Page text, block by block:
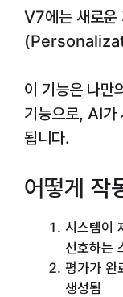
V7에는 새로운
이 기능은 나만
기능으로, AI가
됩니다.
어떻게 작
시스템이
선호하는
평가가 완
생성됨